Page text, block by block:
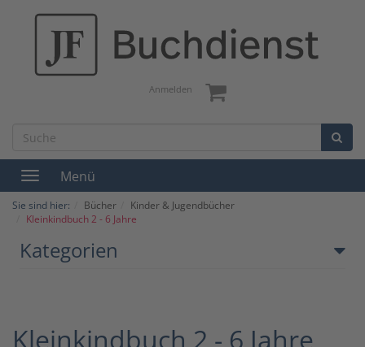
Anmelden
Toggle
navigation
Menü
Sie sind hier: Bücher
Kinder & Jugendbücher
Kleinkindbuch 2 - 6 Jahre
Kategorien
Kleinkindbuch 2 - 6 Jahre